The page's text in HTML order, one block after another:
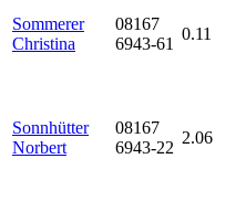
Sommerer
Christina
08167
6943-61
0.11
Sonnhütter
Norbert
08167
6943-22
2.06